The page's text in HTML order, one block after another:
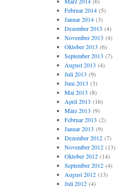
Februar 2014(5)
Januar 2014(3)
Dezember 2013 (4)
November 2013 (4)
Oktober 2013 (6)
September 2013 (7)
August 2013 (4)
Juli 2013 (9)
Juni 2013 (3)
Mai 2013 (8)
April 2013 (16)
März 2013 (9)
Februar 2013 (2)
Januar 2013 (9)
Dezember 2012(7)
November 2012(13)
Oktober 2012(14)
September 2012(4)
August 2012(13)
Juli 2012(4)